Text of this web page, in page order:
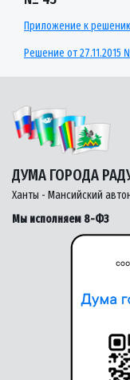
Приложение к
Решение от
ДУМА ГОРОДА
Ханты - Мансийский
Мы исполняем 8-ФЗ